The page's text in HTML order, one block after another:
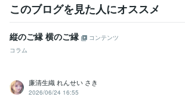
このブログを見た人にオススメ
縦のご縁 横のご縁
コンテンツ
コラム
廉清生織 れんせい さき
2026/06/24 16:55